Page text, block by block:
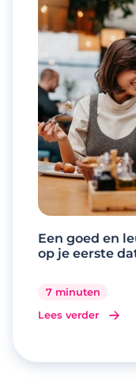
Een goed en
op je eerste
7 minuten
Lees verder